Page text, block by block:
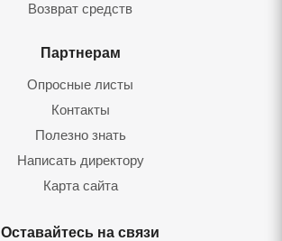
Возврат средств
Партнерам
Опросные листы
Контакты
Полезно знать
Написать директору
Карта сайта
Оставайтесь на связи